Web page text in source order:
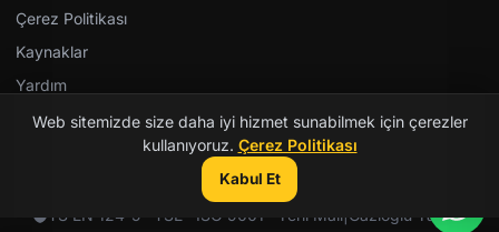
Çerez Politikası
Kaynaklar
Yardım
© 2026 Kent Teknik Kimya. Tüm hakları saklıdır.
TS EN 124-5 · TSE · ISO 9001 · Yerli Malı|Gazioğlu Yazılım
Web sitemizde size daha iyi hizmet sunabilmek için çerezler
kullanıyoruz. Çerez Politikası
Kabul Et